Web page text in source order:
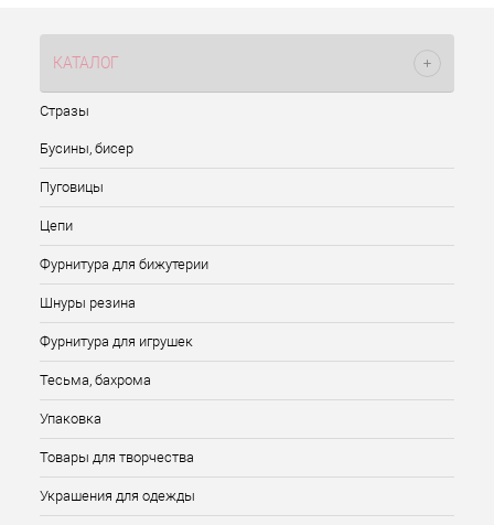
КАТАЛОГ
Стразы
Бусины, бисер
Пуговицы
Цепи
Фурнитура для бижутерии
Шнуры резина
Фурнитура для игрушек
Тесьма, бахрома
Упаковка
Товары для творчества
Украшения для одежды